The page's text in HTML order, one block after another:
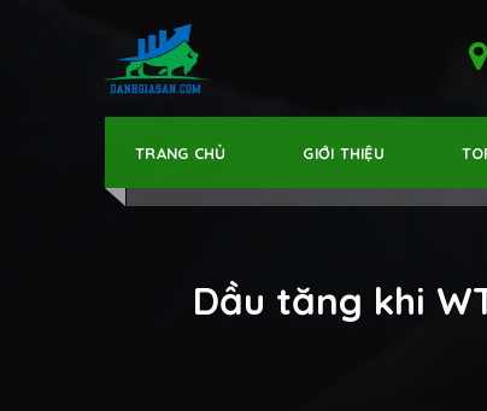
TRANG CHỦ GIỚI THIỆU
Dầu tăng khi